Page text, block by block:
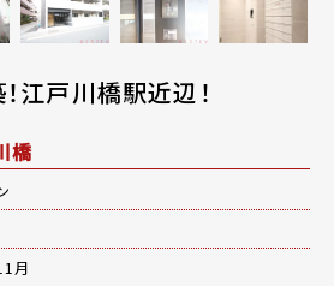
江戸川橋駅近辺！
橋
月